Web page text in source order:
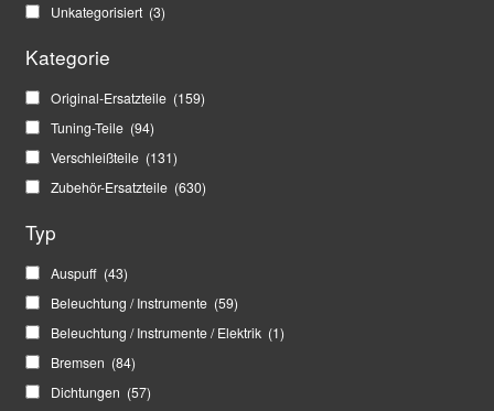
Unkategorisiert (3)
Kategorie
Original-Ersatzteile (159)
Tuning-Teile (94)
Verschleißteile (131)
Zubehör-Ersatzteile (630)
Typ
Auspuff (43)
Beleuchtung / Instrumente (59)
Beleuchtung / Instrumente / Elektrik (1)
Bremsen (84)
Dichtungen (57)